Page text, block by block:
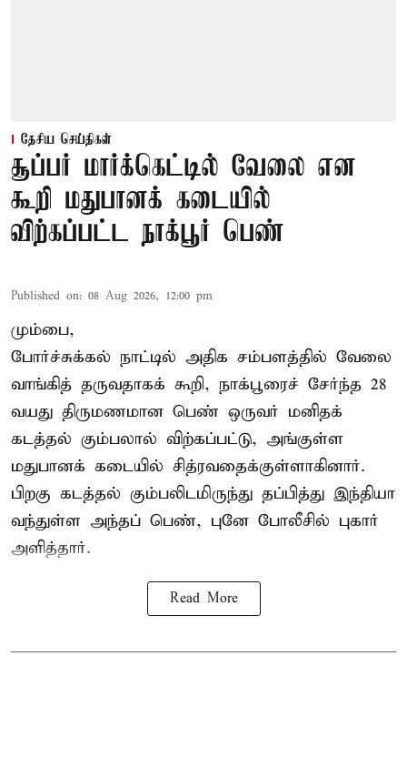
தேசிய செய்திகள்
சூப்பர் மார்க்கெட்டில் வேலை என
கூறி மதுபானக் கடையில்
விற்கப்பட்ட நாக்பூர் பெண்
Published on: 08 Aug 2026, 12:00 pm
மும்பை,
போர்ச்சுக்கல் நாட்டில் அதிக சம்பளத்தில் வேலை
வாங்கித் தருவதாகக் கூறி, நாக்பூரைச் சேர்ந்த 28
வயது திருமணமான பெண் ஒருவர் மனிதக்
கடத்தல் கும்பலால் விற்கப்பட்டு, அங்குள்ள
மதுபானக் கடையில் சித்ரவதைக்குள்ளாகினார்.
பிறகு கடத்தல் கும்பலிடமிருந்து தப்பித்து இந்தியா
வந்துள்ள அந்தப் பெண், புனே போலீசில் புகார்
அளித்தார்.
Read More